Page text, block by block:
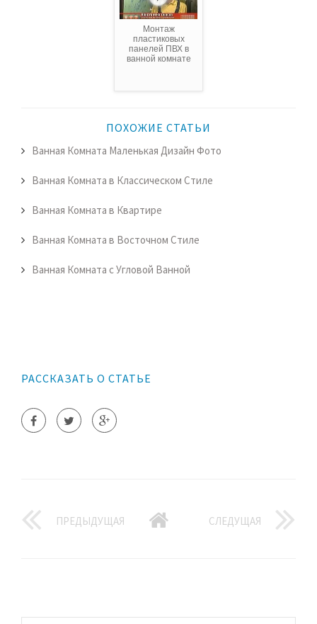
Монтаж
пластиковых
панелей ПВХ в
ванной комнате
ПОХОЖИЕ СТАТЬИ
Ванная Комната Маленькая Дизайн Фото
Ванная Комната в Классическом Стиле
Ванная Комната в Квартире
Ванная Комната в Восточном Стиле
Ванная Комната с Угловой Ванной
РАССКАЗАТЬ О СТАТЬЕ
ПРЕДЫДУЩАЯ СЛЕДУЩАЯ